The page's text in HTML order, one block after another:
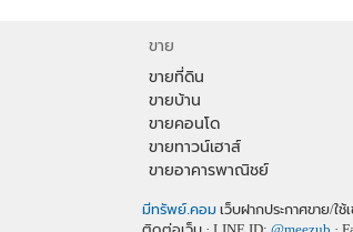
ขาย
ขายที่ดิน
ขายบ้าน
ขายคอนโด
ขายทาวน์เฮาส์
ขายอาคารพาณิชย์
มีทรัพย์.คอม เว็บฝากประกาศขาย/ใ